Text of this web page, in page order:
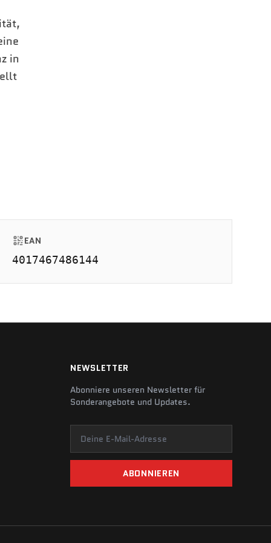
in
EAN
4017467486144
NEWSLETTER
Abonniere unseren Newsletter für
Sonderangebote und Updates.
Deine E-Mail-Adresse
ABONNIEREN